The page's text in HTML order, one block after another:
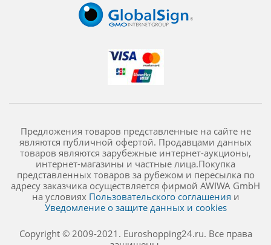
Предложения товаров представленные на сайте не
являются публичной офертой. Продавцами данных
товаров являются зарубежные интернет-аукционы,
интернет-магазины и частные лица.Покупка
представленных товаров за рубежом и пересылка по
адресу заказчика осуществляется фирмой AWIWA GmbH
на условиях Пользовательского соглашения и
Уведомление о защите данных и cookies
Copyright © 2009-2021. Euroshopping24.ru. Все права